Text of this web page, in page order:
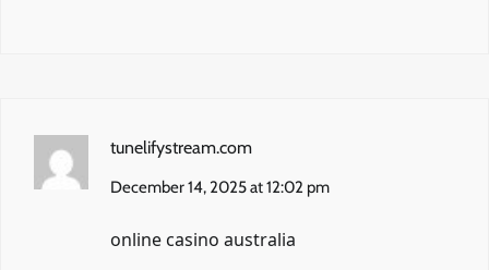
tunelifystream.com
December 14, 2025 at 12:02 pm
online casino australia